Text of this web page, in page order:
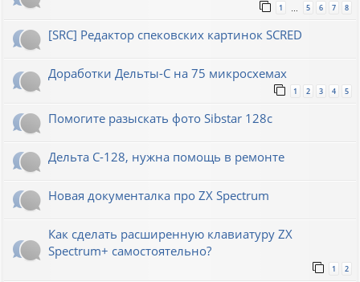
1 5 6 7 8
[SRC] Редактор спековских картинок SCRED
Доработки Дельты-С на 75 микросхемах
1 2 3 4 5
Помогите разыскать фото Sibstar 128с
Дельта С-128, нужна помощь в ремонте
Новая документалка про ZX Spectrum
Как сделать расширенную клавиатуру ZX
Spectrum+ самостоятельно?
1 2